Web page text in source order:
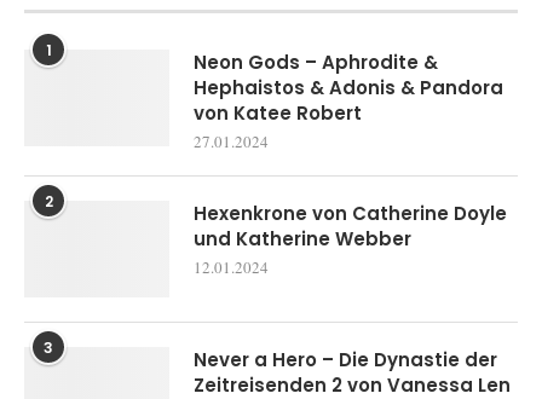
1
Neon Gods – Aphrodite &
Hephaistos & Adonis & Pandora
von Katee Robert
27.01.2024
2
Hexenkrone von Catherine Doyle
und Katherine Webber
12.01.2024
3
Never a Hero – Die Dynastie der
Zeitreisenden 2 von Vanessa Len